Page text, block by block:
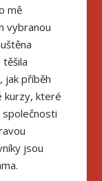
mě
vybranou
jak příběh
kurzy, které
společnosti
jsou